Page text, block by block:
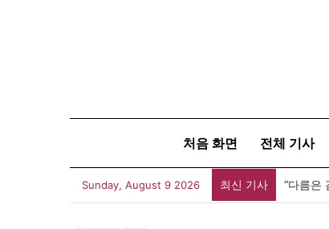
처음 화면 전체 기사
Sunday, August 9 2026 최신 기사